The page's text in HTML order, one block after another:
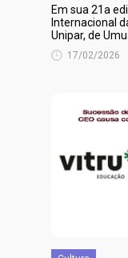
Em sua 21a
Internacional
Unipar, de
17/02/2026